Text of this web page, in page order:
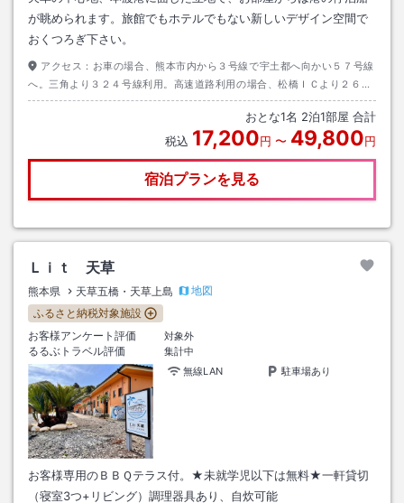
が眺められます。旅館でもホテルでもない新しいデザイン空間で
おくつろぎ下さい。
アクセス： お車の場合、熊本市内から３号線で宇土都へ向かい５７号線
へ。三角より３２４号線利用。高速道路利用の場合、松橋ＩＣより２６６
号線で三角より３２４号線で天草まで。
おとな1名 2泊1部屋 合計
税込 17,200円 〜 49,800円
宿泊プランを見る
Ｌｉｔ 天草
熊本県 天草五橋・天草上島
地図
ふるさと納税対象施設
お客様アンケート評価
対象外
るるぶトラベル評価
集計中
無線LAN
駐車場あり
お客様専用のＢＢＱテラス付。★未就学児以下は無料★一軒貸切
（寝室3つ+リビング）調理器具あり、自炊可能